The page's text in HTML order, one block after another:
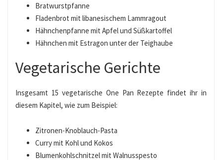
Bratwurstpfanne
Fladenbrot mit libanesischem Lammragout
Hähnchenpfanne mit Apfel und Süßkartoffel
Hähnchen mit Estragon unter der Teighaube
Vegetarische Gerichte
Insgesamt 15 vegetarische One Pan Rezepte findet ihr in
diesem Kapitel, wie zum Beispiel:
Zitronen-Knoblauch-Pasta
Curry mit Kohl und Kokos
Blumenkohlschnitzel mit Walnusspesto